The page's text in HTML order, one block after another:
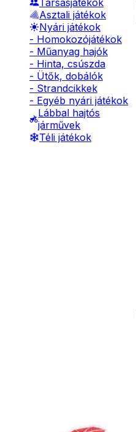
Társasjátékok
Asztali játékok
Nyári játékok
- Homokozójátékok
- Műanyag hajók
- Hinta, csúszda
- Ütők, dobálók
- Strandcikkek
- Egyéb nyári játékok
Lábbal hajtós
járművek
Téli játékok